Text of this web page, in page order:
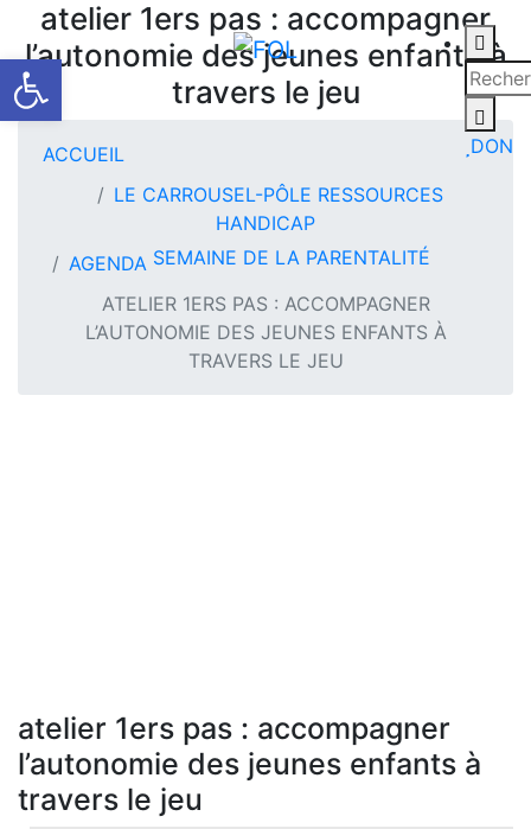
DON
atelier 1ers pas : accompagner
l’autonomie des jeunes enfants à
travers le jeu
ACCUEIL
LE CARROUSEL-PÔLE RESSOURCES
HANDICAP
AGENDA SEMAINE DE LA PARENTALITÉ
ATELIER 1ERS PAS : ACCOMPAGNER
L’AUTONOMIE DES JEUNES ENFANTS À
TRAVERS LE JEU
atelier 1ers pas : accompagner
l’autonomie des jeunes enfants à
travers le jeu
Ouvrir la barre d’outils